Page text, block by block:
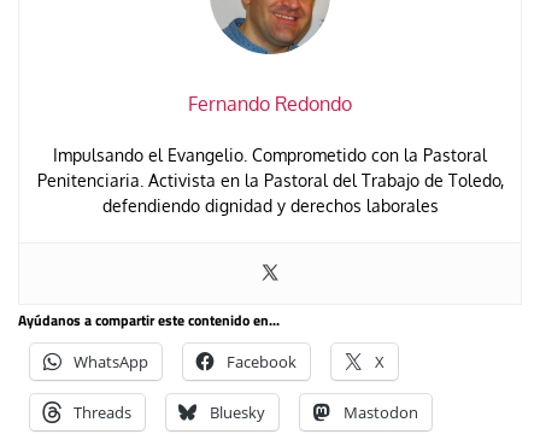
Fernando Redondo
Impulsando el Evangelio. Comprometido con la Pastoral
Penitenciaria. Activista en la Pastoral del Trabajo de Toledo,
defendiendo dignidad y derechos laborales
Ayúdanos a compartir este contenido en...
WhatsApp Facebook X
Threads Bluesky Mastodon